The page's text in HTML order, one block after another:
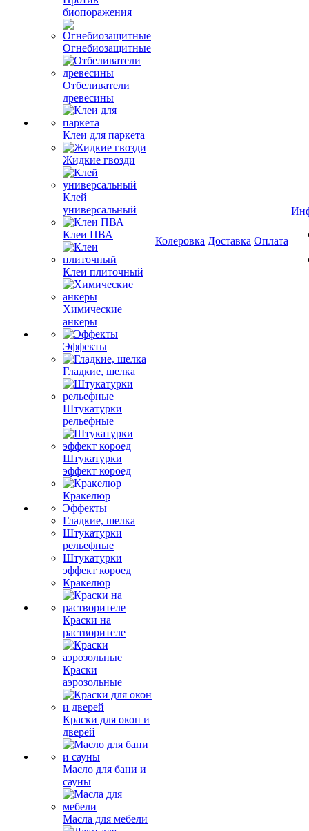
биопоражения
Огнебиозащитные
Отбеливатели
древесины
Клеи для паркета
Жидкие гвозди
Клей
универсальный
Клеи ПВА
Клеи плиточный
Химические
анкеры
Эффекты
Гладкие, шелка
Штукатурки
рельефные
Штукатурки
эффект короед
Кракелюр
Эффекты
Гладкие, шелка
Штукатурки
рельефные
Штукатурки
эффект короед
Кракелюр
Краски на
растворителе
Краски
аэрозольные
Краски для окон и
дверей
Масло для бани и
сауны
Масла для мебели
Колеровка Доставка Оплата